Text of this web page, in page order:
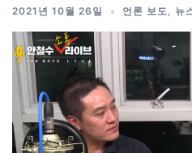
2021년 10월 26일 언론 보도, 뉴